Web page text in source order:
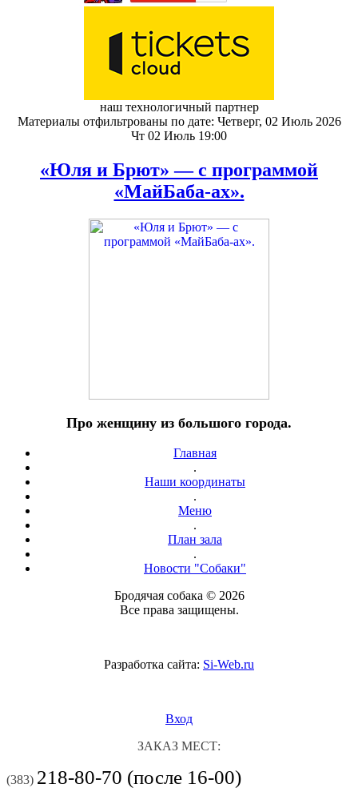
наш технологичный партнер
Материалы отфильтрованы по дате: Четверг, 02 Июль 2026
Чт 02 Июль 19:00
«Юля и Брют» — с программой
«МайБаба-ах».
Про женщину из большого города.
Главная
.
Наши координаты
.
Меню
.
План зала
.
Новости "Собаки"
Бродячая собака © 2026
Все права защищены.
Разработка сайта: Si-Web.ru
Вход
ЗАКАЗ МЕСТ:
(383) 218-80-70 (после 16-00)